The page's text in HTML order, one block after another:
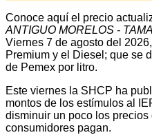
Conoce aquí el precio
ANTIGUO MORELOS -
Viernes 7 de agosto del
Premium y el Diesel; que se
de Pemex por litro.
Este viernes la SHCP ha
montos de los estímulos al
disminuir un poco los
consumidores pagan.